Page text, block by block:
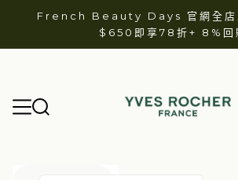
French Beauty Days 官網全店
$650即享78折+ 8%回
YVES ROCHER
開啟導航選單